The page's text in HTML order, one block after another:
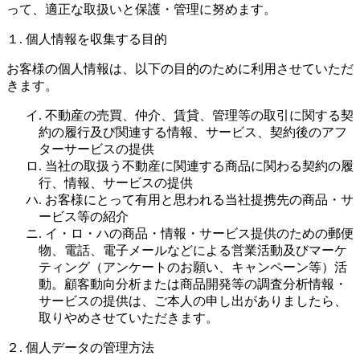
って、適正な取扱いと保護・管理に努めます。
１. 個人情報を収集する目的
お客様の個人情報は、以下の目的のために利用させていただ
きます。
イ. 不動産の売買、仲介、賃貸、管理等の取引に関する契
約の履行及び関連する情報、サービス、契約後のアフ
ターサービスの提供
ロ. 当社の取扱う不動産に関連する商品に関わる契約の履
行、情報、サービスの提供
ハ. お客様にとって有用と思われる当社提携先の商品・サ
ービス等の紹介
ニ. イ・ロ・ハの商品・情報・サービス提供のための郵便
物、電話、電子メールなどによる営業活動及びマーケ
ティング（アンケートのお願い、キャンペーン等）活
動。顧客動向分析または商品開発等の調査分析情報・
サービスの提供は、ご本人の申し出がありましたら、
取りやめさせていただきます。
２. 個人データの管理方法